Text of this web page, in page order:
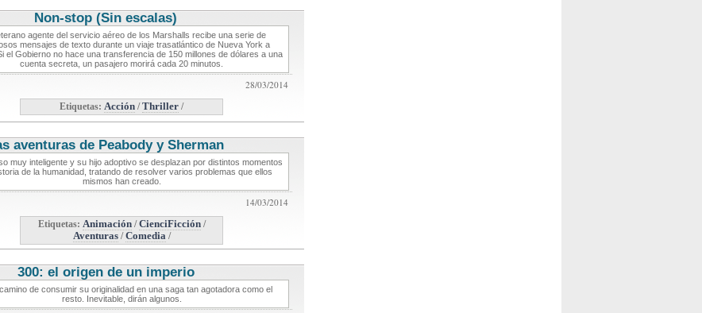
Non-stop (Sin escalas)
agente del servicio aéreo de los Marshalls recibe una serie de
mensajes de texto durante un viaje trasatlántico de Nueva York a
el Gobierno no hace una transferencia de 150 millones de dólares a una
cuenta secreta, un pasajero morirá cada 20 minutos.
28/03/2014
Etiquetas: Acción /Thriller /
aventuras de Peabody y Sherman
muy inteligente y su hijo adoptivo se desplazan por distintos momentos
de la humanidad, tratando de resolver varios problemas que ellos
mismos han creado.
14/03/2014
Etiquetas: Animación/CienciFicción/
Aventuras/Comedia/
300: el origen de un imperiocritica de cine
de consumir su originalidad en una saga tan agotadora como el
resto. Inevitable, dirán algunos.